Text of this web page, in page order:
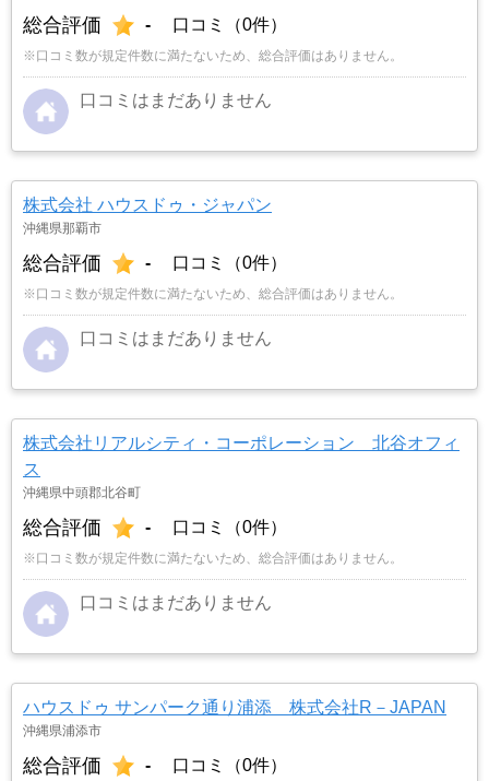
総合評価 - 口コミ（0件）
※口コミ数が規定件数に満たないため、総合評価はありません。
口コミはまだありません
株式会社 ハウスドゥ・ジャパン
沖縄県那覇市
総合評価 - 口コミ（0件）
※口コミ数が規定件数に満たないため、総合評価はありません。
口コミはまだありません
株式会社リアルシティ・コーポレーション 北谷オフィ
ス
沖縄県中頭郡北谷町
総合評価 - 口コミ（0件）
※口コミ数が規定件数に満たないため、総合評価はありません。
口コミはまだありません
ハウスドゥ サンパーク通り浦添 株式会社R－JAPAN
沖縄県浦添市
総合評価 - 口コミ（0件）